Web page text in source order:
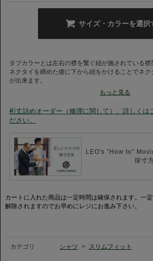
サイズ・カラーを選択
タブカラーとは左右の襟を繋ぐ紐が施されている襟
ネクタイを締めた後に下から紐をかけることでネ
が出来ます。
Vゾーンが立体的に見えることで奥行きができ、華
シャンブレーシャツ
どのシーズンでも使える永遠の人気アイテム
シャンブレ―の愛称ですっかりお馴染みとなったシ
バイオウォッシュ加工による製品洗い仕上げは、軽
とした柔らかさが気持ちの良い仕上がりです。
カジュアルスタイルでは、袖をロールアップして、
象に。
タイドアップスタイルはシンプルに男らしく、どこ
もっと見る
裄丈詰めオーダー（修理に関して）、詳しくは
ださい。
LEO's "How to"
採寸
カートに入れた商品は一定時間は確保されます。一
解除されますのでお早めにレジにお進み下さい。
カテゴリ シャツ > スリムフィット